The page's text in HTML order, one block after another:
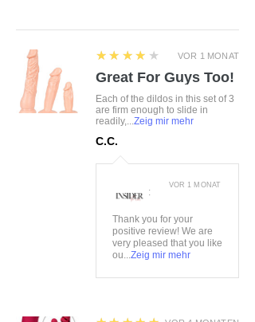
VOR 1 MONAT
4
★★★★★
Great For Guys Too!
Each of the dildos in this set of 3
are firm enough to slide in
readily,...Zeig mir mehr
C.C.
:
Thank you for your
positive review! We are
very pleased that you like
ou...Zeig mir mehr
VOR 1 MONAT